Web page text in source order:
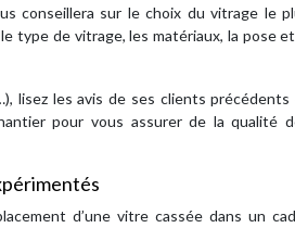
conseillera sur le choix du vitrage le
type de vitrage, les matériaux, la pose
lisez les avis de ses clients précédents
pour vous assurer de la qualité
d’une vitre cassée dans un